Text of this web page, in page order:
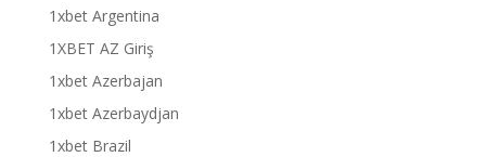
1xbet Argentina
1XBET AZ Giriş
1xbet Azerbajan
1xbet Azerbaydjan
1xbet Brazil